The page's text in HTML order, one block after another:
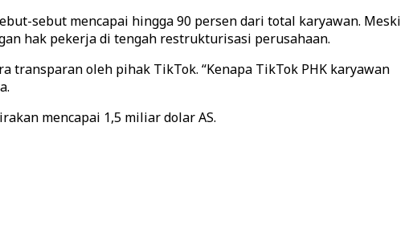
sebut mencapai hingga 90 persen dari total karyawan. Meski
hak pekerja di tengah restrukturisasi perusahaan.
transparan oleh pihak TikTok. “Kenapa TikTok PHK karyawan
mencapai 1,5 miliar dolar AS.